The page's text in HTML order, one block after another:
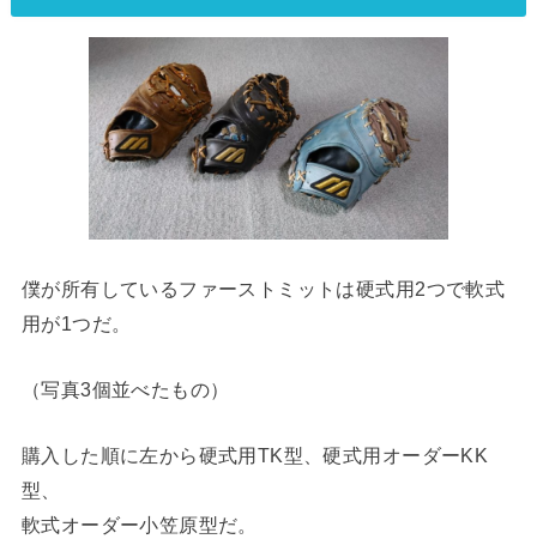
僕が所有しているファーストミットは硬式用2つで軟式
用が1つだ。
（写真3個並べたもの）
購入した順に左から硬式用TK型、硬式用オーダーKK
型、
軟式オーダー小笠原型だ。